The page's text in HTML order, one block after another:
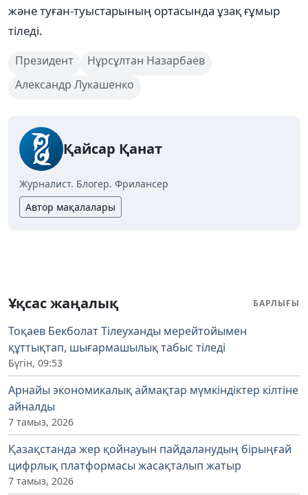
және туған-туыстарының ортасында ұзақ ғұмыр
тіледі.
Президент
Нұрсұлтан Назарбаев
Александр Лукашенко
Қайсар Қанат
Журналист. Блогер. Фрилансер
Автор мақалалары
Ұқсас жаңалық БАРЛЫҒЫ
Тоқаев Бекболат Тілеуханды мерейтойымен
құттықтап, шығармашылық табыс тіледі
Бүгін, 09:53
Арнайы экономикалық аймақтар мүмкіндіктер кілтіне
айналды
7 тамыз, 2026
Қазақстанда жер қойнауын пайдаланудың бірыңғай
цифрлық платформасы жасақталып жатыр
7 тамыз, 2026